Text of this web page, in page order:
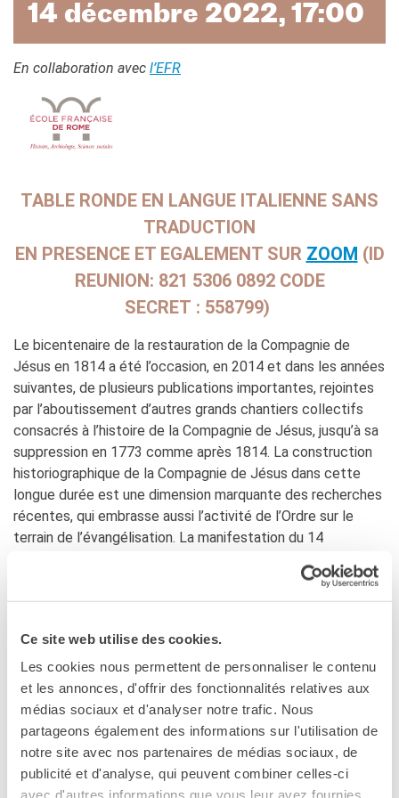
Ce site web utilise des cookies.
Les cookies nous permettent de personnaliser le contenu
et les annonces, d'offrir des fonctionnalités relatives aux
médias sociaux et d'analyser notre trafic. Nous
partageons également des informations sur l'utilisation de
notre site avec nos partenaires de médias sociaux, de
publicité et d'analyse, qui peuvent combiner celles-ci
avec d'autres informations que vous leur avez fournies
CINÉMA
MÉDIATHÈQUE
PROFESSEURS ET
Certificazioni e corsi per le
scuole
CENTRE SAINT-LOUIS
Chaire Méditerranée
Prix de Lubac
Bourses
Archivio
Giubileo 2025
LOCATIONS
QUI SOMMES-NOUS?
Nos partenaires
BLOG
ARCHIVIO
RECHERCHER
14 décembre 2022, 17:00
En collaboration avec l’EFR
TABLE RONDE EN LANGUE ITALIENNE SANS
TRADUCTION
EN PRESENCE ET EGALEMENT SUR ZOOM (ID
REUNION: 821 5306 0892 CODE
SECRET : 558799)
Le bicentenaire de la restauration de la Compagnie de
Jésus en 1814 a été l’occasion, en 2014 et dans les années
suivantes, de plusieurs publications importantes, rejointes
par l’aboutissement d’autres grands chantiers collectifs
consacrés à l’histoire de la Compagnie de Jésus, jusqu’à sa
suppression en 1773 comme après 1814. La construction
historiographique de la Compagnie de Jésus dans cette
longue durée est une dimension marquante des recherches
récentes, qui embrasse aussi l’activité de l’Ordre sur le
terrain de l’évangélisation. La manifestation du 14
de ses implications et peut-être aussi, plus profondément,
de ce qui peut animer les travaux consacrés à cette
d’histoire ‑ des spécialistes largement extérieurs à la
sphère ecclésiale, comme elle a autrefois fasciné dans les
supposés secrets de son inspiration.
Intervenants :
Marina Caffiero,Università di Roma La Sapienza